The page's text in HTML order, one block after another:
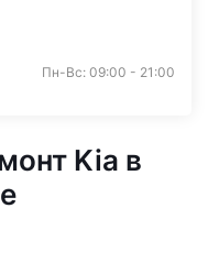
Пн-Вс: 09:00 - 21:00
Kia в